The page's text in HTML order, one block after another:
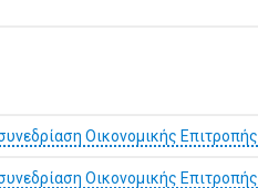
Οικονομικής Επιτροπής
Οικονομικής Επιτροπής